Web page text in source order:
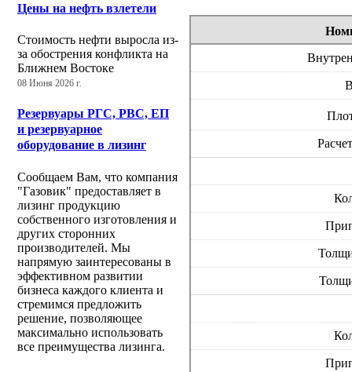
Цены на нефть взлетели
Стоимость нефти выросла из-
за обострения конфликта на
Ближнем Востоке
08 Июня 2026 г.
Резервуары РГС, РВС, ЕП
и резервуарное
оборудование в лизинг
Сообщаем Вам, что компания
"Газовик" предоставляет в
лизинг продукцию
собственного изготовления и
других сторонних
производителей. Мы
напрямую заинтересованы в
эффективном развитии
бизнеса каждого клиента и
стремимся предложить
решение, позволяющее
максимально использовать
все преимущества лизинга.